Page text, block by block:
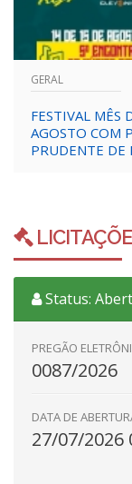
GERAL
FESTIVAL MÊS
AGOSTO COM
PRUDENTE DE
Status:
PREGÃO
0087/2026
DATA DE
27/07/2026